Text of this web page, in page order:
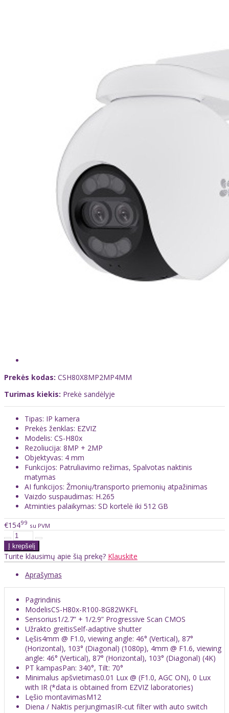
Prekės kodas: CSH80X8MP2MP4MM
Turimas kiekis: Prekė sandėlyje
Tipas: IP kamera
Prekės ženklas: EZVIZ
Modelis: CS-H80x
Rezoliucija: 8MP + 2MP
Objektyvas: 4 mm
Funkcijos: Patruliavimo režimas, Spalvotas naktinis
matymas
AI funkcijos: Žmonių/transporto priemonių atpažinimas
Vaizdo suspaudimas: H.265
Atminties palaikymas: SD kortelė iki 512 GB
€15499 su PVM
Turite klausimų apie šią prekę? Klauskite
Aprašymas
Pagrindinis
ModelisCS-H80x-R100-8G82WKFL
Sensorius1/2.7” + 1/2.9” Progressive Scan CMOS
Užrakto greitisSelf-adaptive shutter
Lęšis4mm @ F1.0, viewing angle: 46° (Vertical), 87°
(Horizontal), 103° (Diagonal) (1080p), 4mm @ F1.6, viewing
angle: 46° (Vertical), 87° (Horizontal), 103° (Diagonal) (4K)
PT kampasPan: 340°, Tilt: 70°
Minimalus apšvietimas0.01 Lux @ (F1.0, AGC ON), 0 Lux
with IR (*data is obtained from EZVIZ laboratories)
Lęšio montavimasM12
Diena / Naktis perjungimasIR-cut filter with auto switch